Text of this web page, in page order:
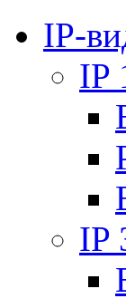
IP-
IP
IP